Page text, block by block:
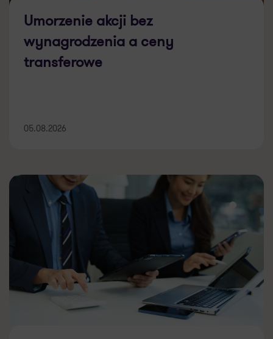
Umorzenie akcji bez
wynagrodzenia a ceny
transferowe
05.08.2026